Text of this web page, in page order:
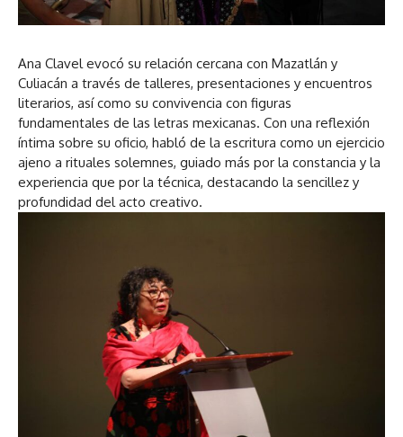
Ana Clavel evocó su relación cercana con Mazatlán y
Culiacán a través de talleres, presentaciones y encuentros
literarios, así como su convivencia con figuras
fundamentales de las letras mexicanas. Con una reflexión
íntima sobre su oficio, habló de la escritura como un ejercicio
ajeno a rituales solemnes, guiado más por la constancia y la
experiencia que por la técnica, destacando la sencillez y
profundidad del acto creativo.